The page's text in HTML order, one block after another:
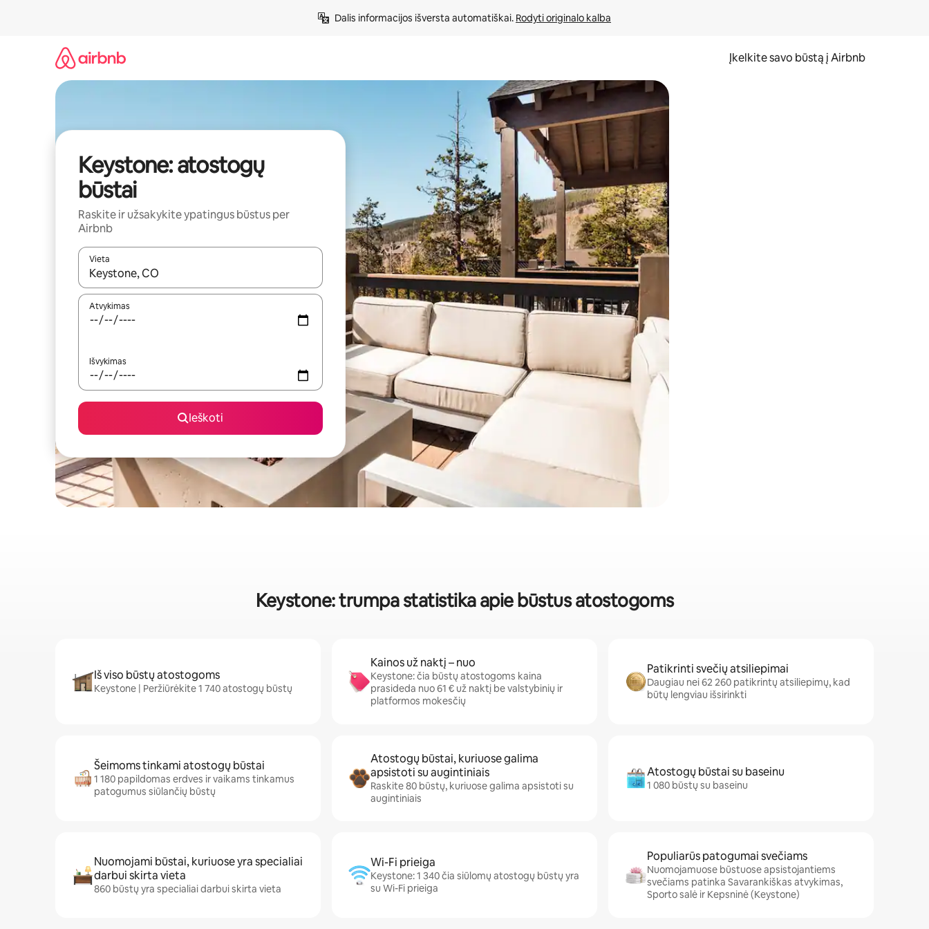
Dalis informacijos išversta automatiškai. Rodyti originalo kalba
Įkelkite savo būstą į Airbnb
Keystone: atostogų
būstai
Raskite ir užsakykite ypatingus būstus per
Airbnb
Vieta
Kai pasirodys paieškos rezultatai, juos naršyti galite naudodami rodykles aukštyn ir žemyn arba liesdami ir braukdami per ekraną.
Atvykimas
Išvykimas
Ieškoti
Keystone: trumpa statistika apie būstus atostogoms
Iš viso būstų atostogoms
Keystone | Peržiūrėkite 1 740 atostogų būstų
Kainos už naktį – nuo
Keystone: čia būstų atostogoms kaina
prasideda nuo 61 € už naktį be valstybinių ir
platformos mokesčių
Patikrinti svečių atsiliepimai
Daugiau nei 62 260 patikrintų atsiliepimų, kad
būtų lengviau išsirinkti
Šeimoms tinkami atostogų būstai
1 180 papildomas erdves ir vaikams tinkamus
patogumus siūlančių būstų
Atostogų būstai, kuriuose galima
apsistoti su augintiniais
Raskite 80 būstų, kuriuose galima apsistoti su
augintiniais
Atostogų būstai su baseinu
1 080 būstų su baseinu
Nuomojami būstai, kuriuose yra specialiai
darbui skirta vieta
860 būstų yra specialiai darbui skirta vieta
Wi-Fi prieiga
Keystone: 1 340 čia siūlomų atostogų būstų yra
su Wi-Fi prieiga
Populiarūs patogumai svečiams
Nuomojamuose būstuose apsistojantiems
svečiams patinka Savarankiškas atvykimas,
Sporto salė ir Kepsninė (Keystone)